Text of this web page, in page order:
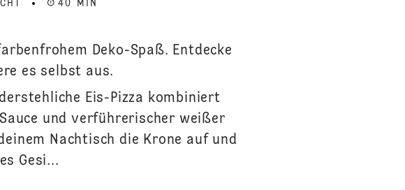
40 MIN
Deko-Spaß. Entdecke
es selbst aus.
Eis-Pizza kombiniert
und verführerischer weißer
Nachtisch die Krone auf und
Gesi...